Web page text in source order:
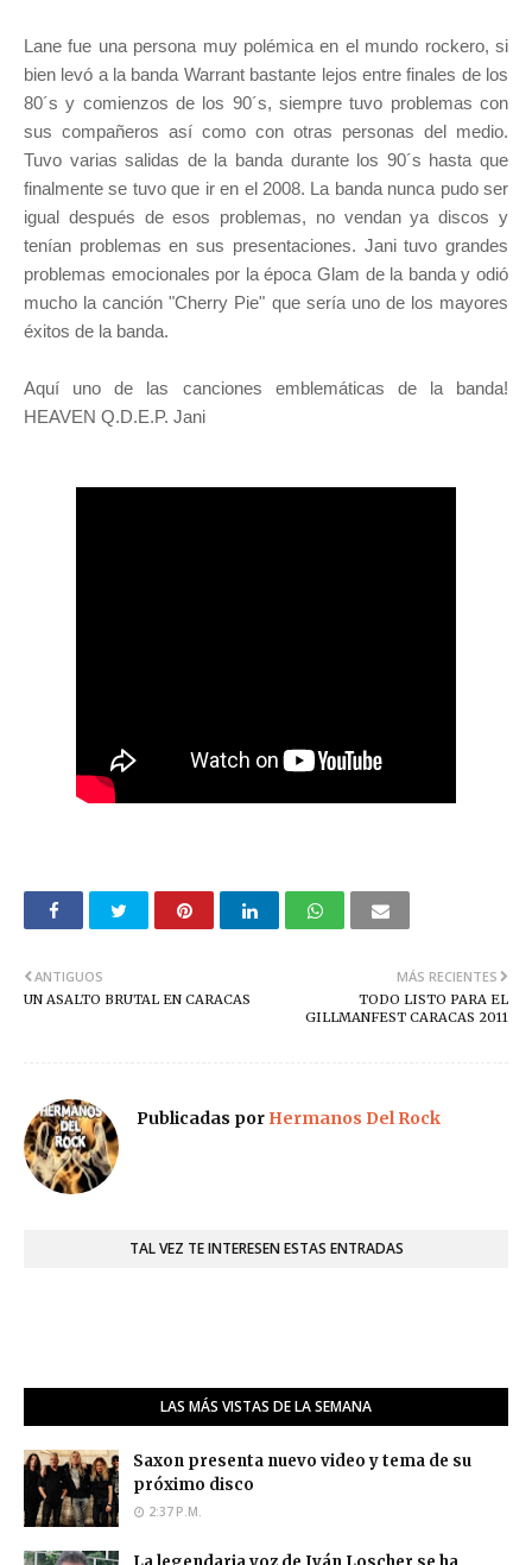
Lane fue una persona muy polémica en el mundo rockero, si
bien levó a la banda Warrant bastante lejos entre finales de los
80´s y comienzos de los 90´s, siempre tuvo problemas con
sus compañeros así como con otras personas del medio.
Tuvo varias salidas de la banda durante los 90´s hasta que
finalmente se tuvo que ir en el 2008. La banda nunca pudo ser
igual después de esos problemas, no vendan ya discos y
tenían problemas en sus presentaciones. Jani tuvo grandes
problemas emocionales por la época Glam de la banda y odió
mucho la canción "Cherry Pie" que sería uno de los mayores
éxitos de la banda.
Aquí uno de las canciones emblemáticas de la banda!
HEAVEN Q.D.E.P. Jani
MÁS RECIENTES
TODO LISTO PARA EL
GILLMANFEST CARACAS 2011
ANTIGUOS
UN ASALTO BRUTAL EN CARACAS
Publicadas por Hermanos Del Rock
TAL VEZ TE INTERESEN ESTAS ENTRADAS
LAS MÁS VISTAS DE LA SEMANA
Saxon presenta nuevo video y tema de su
próximo disco
2:37 P.M.